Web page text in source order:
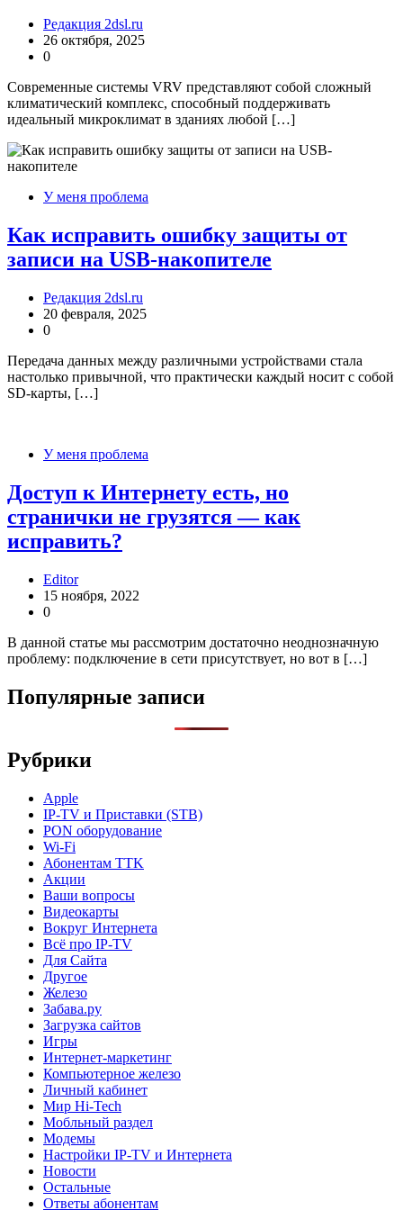
Редакция 2dsl.ru
26 октября, 2025
0
Современные системы VRV представляют собой сложный
климатический комплекс, способный поддерживать
идеальный микроклимат в зданиях любой […]
У меня проблема
Как исправить ошибку защиты от
записи на USB-накопителе
Редакция 2dsl.ru
20 февраля, 2025
0
Передача данных между различными устройствами стала
настолько привычной, что практически каждый носит с собой
SD-карты, […]
У меня проблема
Доступ к Интернету есть, но
странички не грузятся — как
исправить?
Editor
15 ноября, 2022
0
В данной статье мы рассмотрим достаточно неоднозначную
проблему: подключение в сети присутствует, но вот в […]
Популярные записи
Рубрики
Apple
IP-TV и Приставки (STB)
PON оборудование
Wi-Fi
Абонентам TTK
Акции
Ваши вопросы
Видеокарты
Вокруг Интернета
Всё про IP-TV
Для Сайта
Другое
Железо
Забава.ру
Загрузка сайтов
Игры
Интернет-маркетинг
Компьютерное железо
Личный кабинет
Мир Hi-Tech
Мобльный раздел
Модемы
Настройки IP-TV и Интернета
Новости
Остальные
Ответы абонентам